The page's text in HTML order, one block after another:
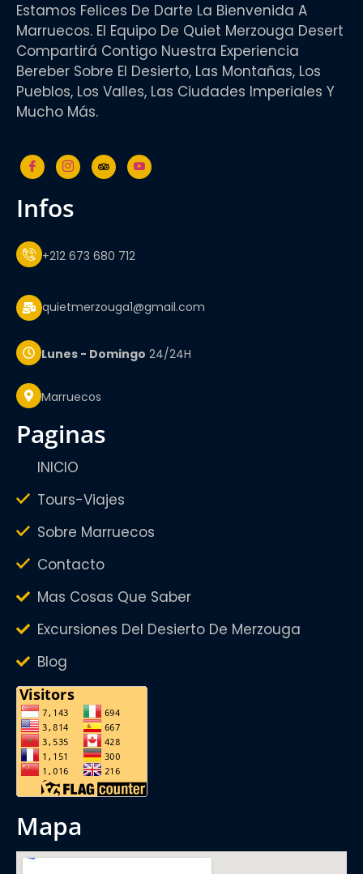
Estamos Felices De Darte La Bienvenida A
Marruecos. El Equipo De Quiet Merzouga Desert
Compartirá Contigo Nuestra Experiencia
Bereber Sobre El Desierto, Las Montañas, Los
Pueblos, Los Valles, Las Ciudades Imperiales Y
Mucho Más.
infos
+212 673 680 712
quietmerzouga1@gmail.com
Lunes - Domingo 24/24H
Marruecos
paginas
INICIO
Tours-Viajes
Sobre Marruecos
Contacto
Mas Cosas Que Saber
Excursiones Del Desierto De Merzouga
Blog
mapa